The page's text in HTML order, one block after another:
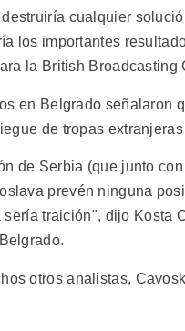
cualquier
los importantes
la British Broadcasting
en Belgrado señalaron
de tropas
de Serbia (que junto
prevén ninguna
sería traición", dijo Kosta
otros analistas,